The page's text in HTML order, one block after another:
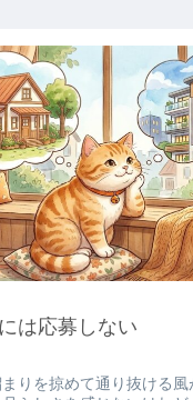
は応募しない
りを掠めて通り抜ける風